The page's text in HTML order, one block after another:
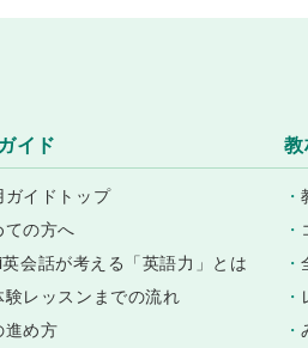
イド
ガイドトップ
ての方へ
会話が考える「英語力」とは
験レッスンまでの流れ
進め方
・
・
・
・
・